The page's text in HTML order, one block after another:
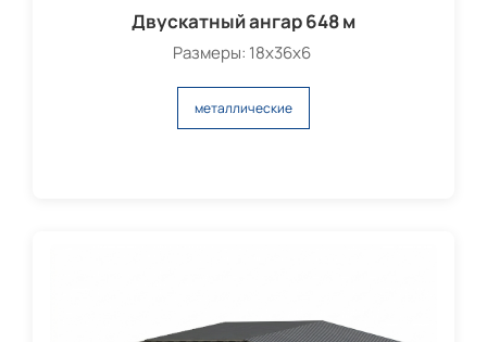
Двускатный ангар 648 м
Размеры: 18х36х6
металлические